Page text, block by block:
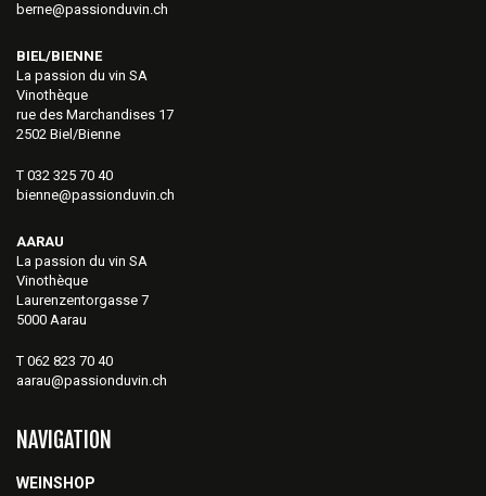
berne@passionduvin.ch
BIEL/BIENNE
La passion du vin SA
Vinothèque
rue des Marchandises 17
2502 Biel/Bienne
T 032 325 70 40
bienne@passionduvin.ch
AARAU
La passion du vin SA
Vinothèque
Laurenzentorgasse 7
5000 Aarau
T 062 823 70 40
aarau@passionduvin.ch
NAVIGATION
WEINSHOP